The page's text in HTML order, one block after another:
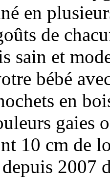
en
de
sain et
bébé
en
gaies
10 cm de
2007